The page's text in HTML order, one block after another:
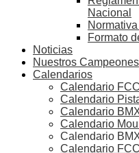
Nacional
Formato
Noticias
Nuestros Campeones
Calendarios
Calendario
Calendario
Calendario
Calendario
Calendario
Calendario